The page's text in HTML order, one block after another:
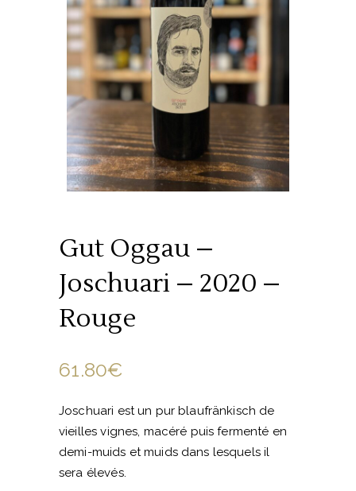
Gut Oggau –
Joschuari – 2020 –
Rouge
61.80€
Joschuari est un pur blaufränkisch de
vieilles vignes, macéré puis fermenté en
demi-muids et muids dans lesquels il
sera élevés.